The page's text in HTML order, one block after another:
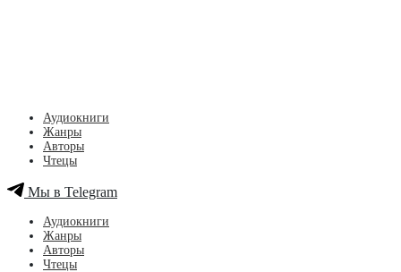
Аудиокниги
Жанры
Авторы
Чтецы
Мы в Telegram
Аудиокниги
Жанры
Авторы
Чтецы